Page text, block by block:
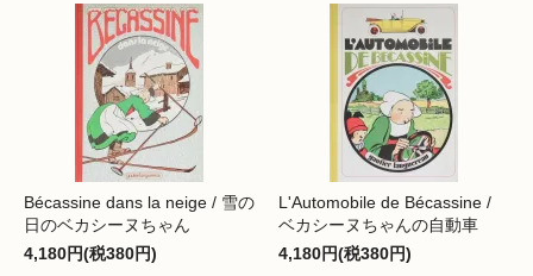
Bécassine dans la neige / 雪の
日のベカシーヌちゃん
4,180円(税380円)
L'Automobile de Bécassine /
ベカシーヌちゃんの自動車
4,180円(税380円)